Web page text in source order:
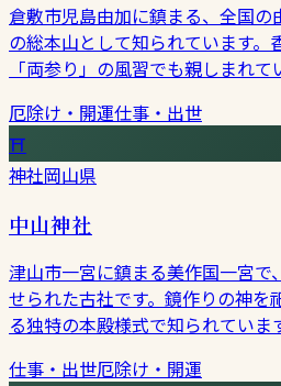
倉敷市児島由加に鎮まる、全国の
の総本山として知られています。
「両参り」の風習でも親しまれて
厄除け・開運仕事・出世
⛩
神社岡山県
中山神社
津山市一宮に鎮まる美作国一宮で
せられた古社です。鏡作りの神を
る独特の本殿様式で知られていま
仕事・出世厄除け・開運